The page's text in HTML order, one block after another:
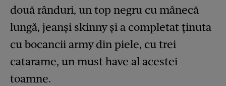
două rânduri, un top negru cu mânecă
lungă, jeanși skinny și a completat ținuta
cu bocancii army din piele, cu trei
catarame, un must have al acestei
toamne.